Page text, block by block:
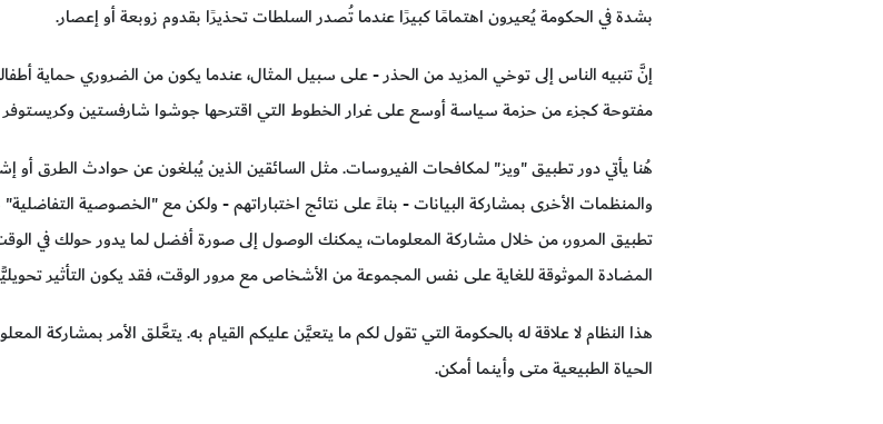
بشدة في الحكومة يُعيرون اهتمامًا كبيرًا عندما تُصدر السلطات تحذيرًا بقدوم زوبعة أو إعصار.
إنَّ تنبيه الناس إلى توخي المزيد من الحذر - على سبيل المثال، عندما يكون من الضروري حماية
مفتوحة كجزء من حزمة سياسة أوسع على غرار الخطوط التي اقترحها جوشوا شارفستين وكريستوفر
هُنا يأتي دور تطبيق "ويز" لمكافحات الفيروسات. مثل السائقين الذين يُبلغون عن حوادث الطرق أو
والمنظمات الأخرى بمشاركة البيانات - بناءً على نتائج اختباراتهم - ولكن مع "الخصوصية
تطبيق المرور، من خلال مشاركة المعلومات، يمكنك الوصول إلى صورة أفضل لما يدور حولك في
المضادة الموثوقة للغاية على نفس المجموعة من الأشخاص مع مرور الوقت، فقد يكون التأثير
هذا النظام لا علاقة له بالحكومة التي تقول لكم ما يتعيَّن عليكم القيام به. يتعَّلق الأمر
الحياة الطبيعية متى وأينما أمكن.